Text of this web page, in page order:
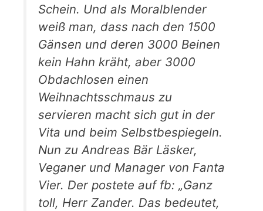
Schein. Und als Moralblender
weiß man, dass nach den 1500
Gänsen und deren 3000 Beinen
kein Hahn kräht, aber 3000
Obdachlosen einen
Weihnachtsschmaus zu
servieren macht sich gut in der
Vita und beim Selbstbespiegeln.
Nun zu Andreas Bär Läsker,
Veganer und Manager von Fanta
Vier. Der postete auf fb: „Ganz
toll, Herr Zander. Das bedeutet,